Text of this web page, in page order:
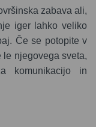
zabava ali,
iger lahko veliko
Če se potopite v
njegovega sveta,
komunikacijo in